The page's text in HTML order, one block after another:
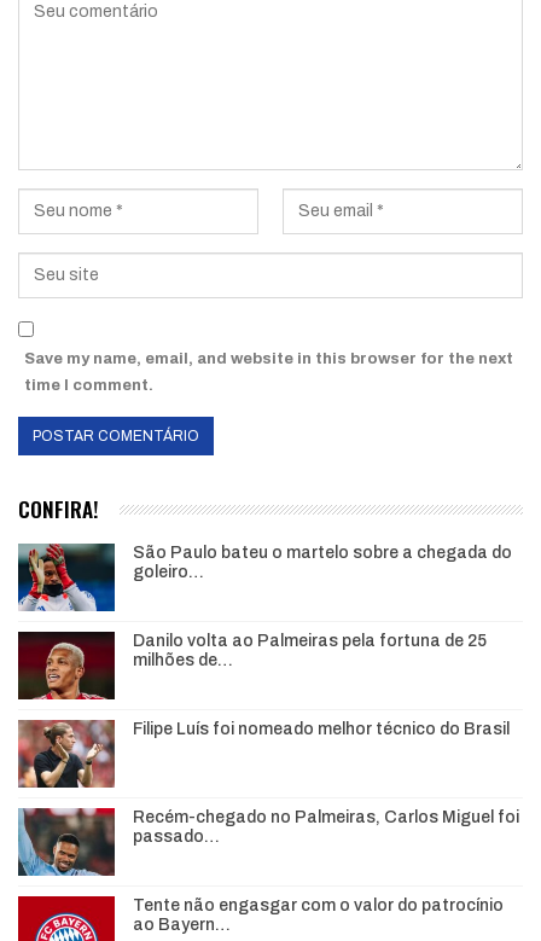
Save my name, email, and website in this browser for the next
time I comment.
CONFIRA!
São Paulo bateu o martelo sobre a chegada do
goleiro…
Danilo volta ao Palmeiras pela fortuna de 25
milhões de…
Filipe Luís foi nomeado melhor técnico do Brasil
Recém-chegado no Palmeiras, Carlos Miguel foi
passado…
Tente não engasgar com o valor do patrocínio
ao Bayern…